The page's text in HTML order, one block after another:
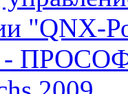
"QNX-
-